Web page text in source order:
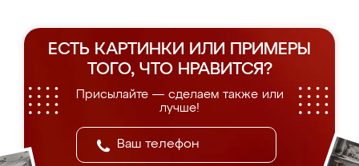
ЕСТЬ КАРТИНКИ ИЛИ ПРИМЕРЫ
ТОГО, ЧТО НРАВИТСЯ?
Присылайте — сделаем также или
лучше!